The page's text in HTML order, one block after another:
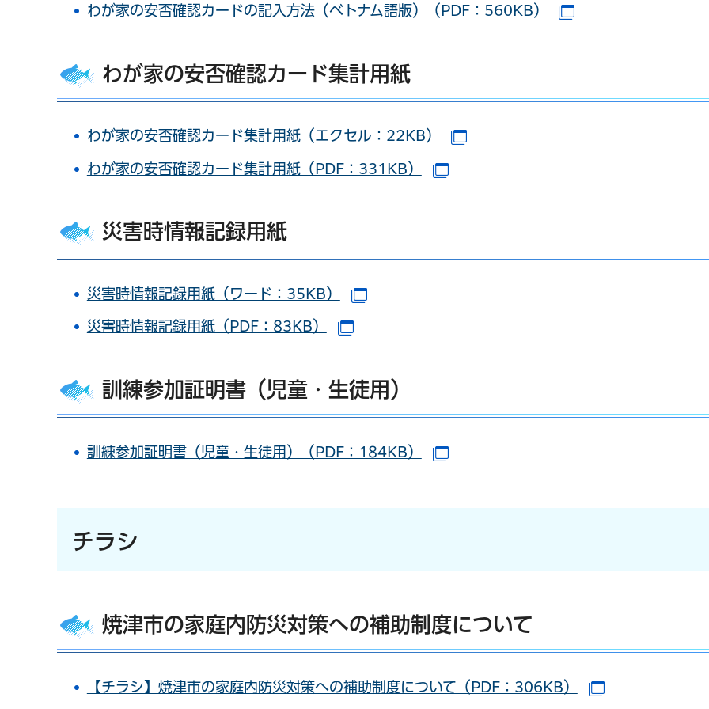
わが家の安否確認カードの記入方法（ベトナム語版）（PDF：560KB） （別ウインドウで開
わが家の安否確認カード集計用紙
わが家の安否確認カード集計用紙（エクセル：22KB） （別ウインドウで開きます）
わが家の安否確認カード集計用紙（PDF：331KB） （別ウインドウで開きます）
災害時情報記録用紙
災害時情報記録用紙（ワード：35KB） （別ウインドウで開きます）
災害時情報記録用紙（PDF：83KB） （別ウインドウで開きます）
訓練参加証明書（児童・生徒用）
訓練参加証明書（児童・生徒用）（PDF：184KB）
チラシ
焼津市の家庭内防災対策への補助制度について
【チラシ】焼津市の家庭内防災対策への補助制度について（PDF：306KB） （別ウインドウ